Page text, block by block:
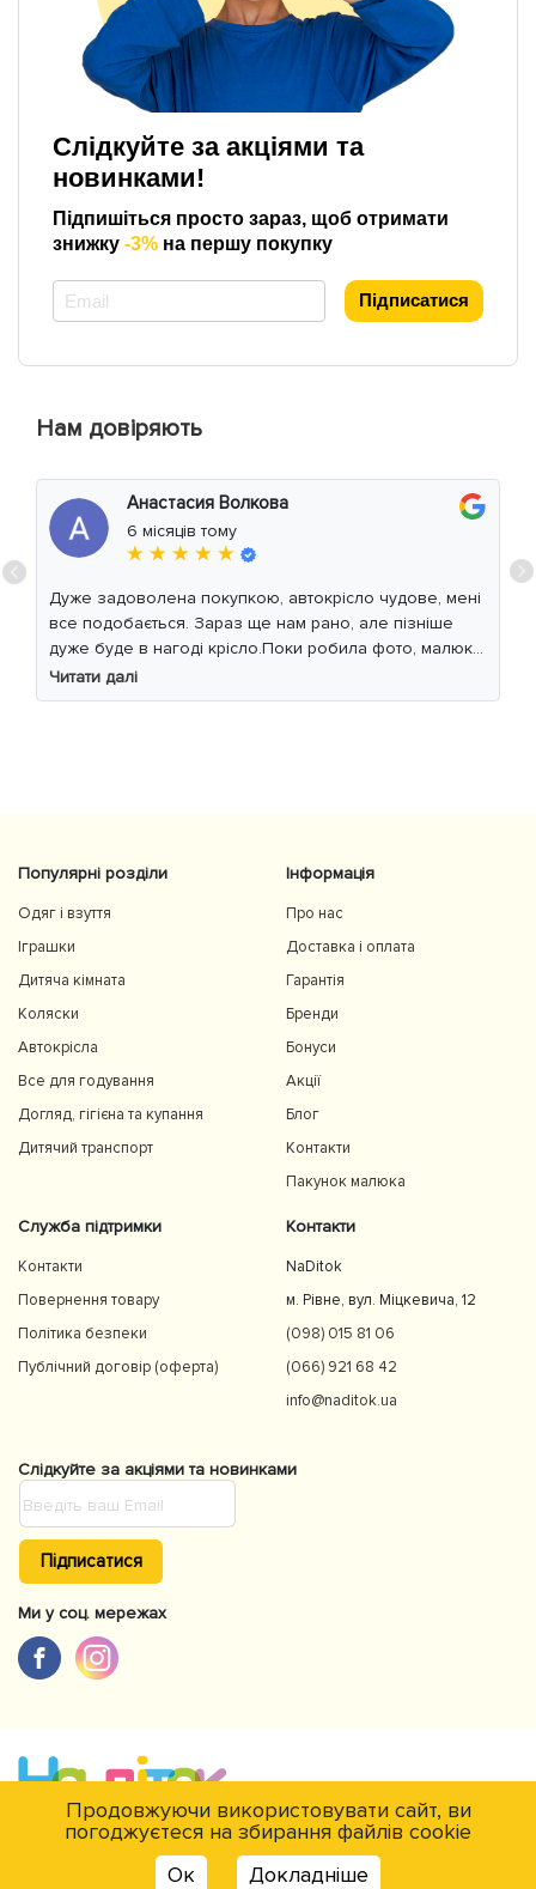
Слідкуйте за акціями та
новинками!
Підпишіться просто зараз, щоб отримати
знижку -3% на першу покупку
Підписатися
Нам довіряють
Анастасия Волкова
6 місяців тому
★ ★ ★ ★ ★
Дуже задоволена покупкою, автокрісло чудове, мені
все подобається. Зараз ще нам рано, але пізніше
дуже буде в нагоді крісло.Поки робила фото, малюк
уважно читав інструкцію 😁
Читати далі
Популярні розділи
Одяг і взуття
Іграшки
Дитяча кімната
Коляски
Автокрісла
Все для годування
Догляд, гігієна та купання
Дитячий транспорт
Інформація
Про нас
Доставка і оплата
Гарантія
Бренди
Бонуси
Акції
Блог
Контакти
Пакунок малюка
Служба підтримки
Контакти
Повернення товару
Політика безпеки
Публічний договір (оферта)
Контакти
NaDitok
м. Рівне, вул. Міцкевича, 12
(098) 015 81 06
(066) 921 68 42
info@naditok.ua
Слідкуйте за акціями та новинками
Підписатися
Ми у соц. мережах
© NaDitok © 2012-2026Інтернет-магазин товарів для дітей Naditok. Всі
Є питання?
Продовжуючи використовувати сайт, ви
погоджуєтеся на збирання файлів cookie
Ок
Докладніше